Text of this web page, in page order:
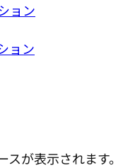
ョン
ョン
が表示されます。